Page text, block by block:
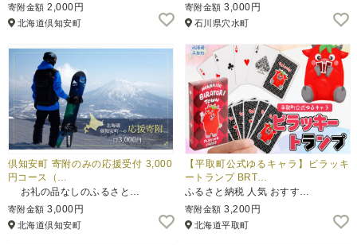
寄附金額 2,000円
北海道倶知安町
寄附金額 3,000円
石川県穴水町
倶知安町 寄附のみの応援受付 3,000
円コース（…
お礼の品なしのふるさと…
寄附金額 3,000円
北海道倶知安町
【平取町公式ゆるキャラ】ビラッキ
ートランプ BRT…
ふるさと納税 人気 おすす…
寄附金額 3,200円
北海道平取町